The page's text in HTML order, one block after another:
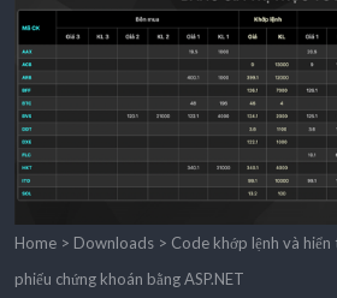
Home > Downloads > Code khớp lệnh và
phiếu chứng khoán bằng ASP.NET